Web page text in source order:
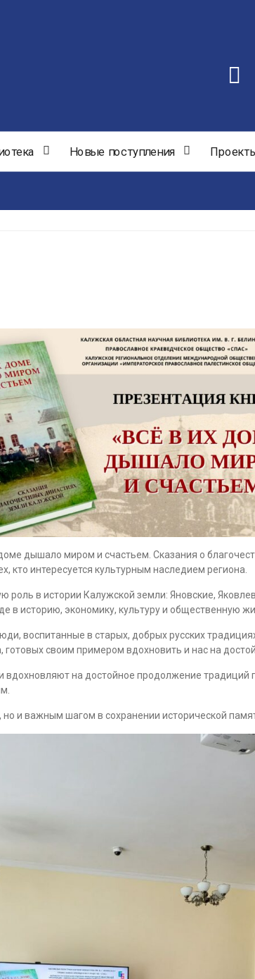
Новые поступления
дышало миром и счастьем. Сказания о
кто интересуется культурным наследием региона.
роль в истории Калужской земли: Яновские,
в историю, экономику, культуру и общественную
воспитанные в старых, добрых русских
готовых своим примером вдохновить и нас на
вдохновляют на достойное продолжение
и важным шагом в сохранении исторической